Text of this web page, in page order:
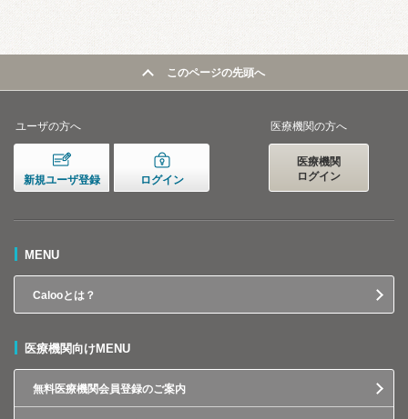
このページの先頭へ
ユーザの方へ
新規ユーザ登録 ログイン
医療機関の方へ
医療機関
ログイン
MENU
Calooとは？
医療機関向けMENU
無料医療機関会員登録のご案内